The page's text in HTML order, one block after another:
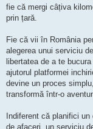
fie că mergi câțiva
prin țară.
Fie că vii în România
alegerea unui serviciu
libertatea de a te
ajutorul platformei
devine un proces
transformă într-o
Indiferent că planifici
de afaceri, un serviciu